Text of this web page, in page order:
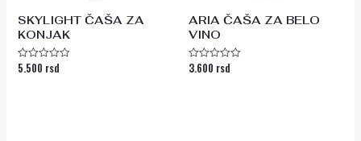
SKYLIGHT ČAŠA ZA
KONJAK
Ocenjeno
5.500 rsd
ARIA ČAŠA ZA BELO
VINO
Ocenjeno
3.600 rsd